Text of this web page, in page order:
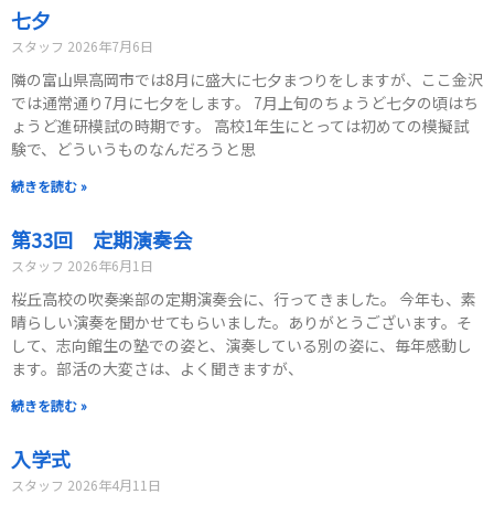
七夕
スタッフ 2026年7月6日
隣の富山県高岡市では8月に盛大に七夕まつりをしますが、ここ金沢
では通常通り7月に七夕をします。 7月上旬のちょうど七夕の頃はち
ょうど進研模試の時期です。 高校1年生にとっては初めての模擬試
験で、どういうものなんだろうと思
続きを読む »
第33回 定期演奏会
スタッフ 2026年6月1日
桜丘高校の吹奏楽部の定期演奏会に、行ってきました。 今年も、素
晴らしい演奏を聞かせてもらいました。ありがとうございます。そ
して、志向館生の塾での姿と、演奏している別の姿に、毎年感動し
ます。部活の大変さは、よく聞きますが、
続きを読む »
入学式
スタッフ 2026年4月11日